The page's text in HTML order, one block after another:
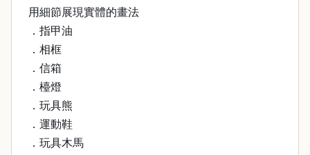
用細節展現實體的畫法
．指甲油
．相框
．信箱
．檯燈
．玩具熊
．運動鞋
．玩具木馬